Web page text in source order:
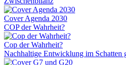
Cover Agenda 2030
COP der Wahrheit?
Cop der Wahrheit?
Nachhaltige Entwicklung im Schatten